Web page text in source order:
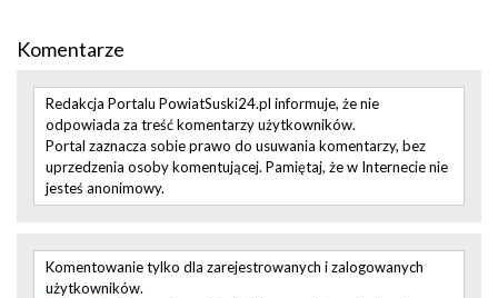
Komentarze
Redakcja Portalu PowiatSuski24.pl informuje, że nie
odpowiada za treść komentarzy użytkowników.
Portal zaznacza sobie prawo do usuwania komentarzy, bez
uprzedzenia osoby komentującej. Pamiętaj, że w Internecie nie
jesteś anonimowy.
Komentowanie tylko dla zarejestrowanych i zalogowanych
użytkowników.